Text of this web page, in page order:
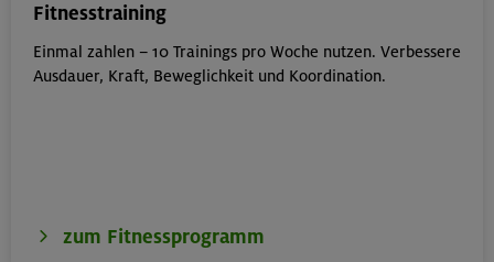
Fitnesstraining
Einmal zahlen – 10 Trainings pro Woche nutzen. Verbessere
Ausdauer, Kraft, Beweglichkeit und Koordination.
zum Fitnessprogramm